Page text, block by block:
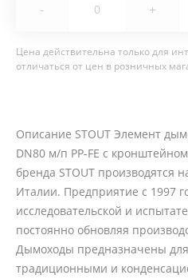
- +
Цена действительна только для
отличаться от цен в розничных
Описание STOUT Элемент
DN80 м/п PP-FE с
бренда STOUT производятся
Италии. Предприятие с 1997
исследовательской и
постоянно обновляя
Дымоходы предназначены
традиционными и